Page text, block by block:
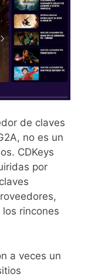
de claves
no es un
CDKeys
por
rincones
a veces un